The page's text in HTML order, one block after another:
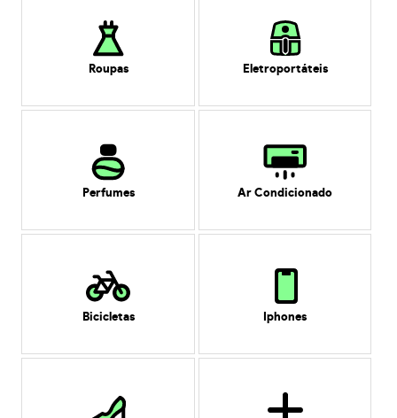
Roupas Eletroportáteis
Perfumes Ar Condicionado
Bicicletas Iphones